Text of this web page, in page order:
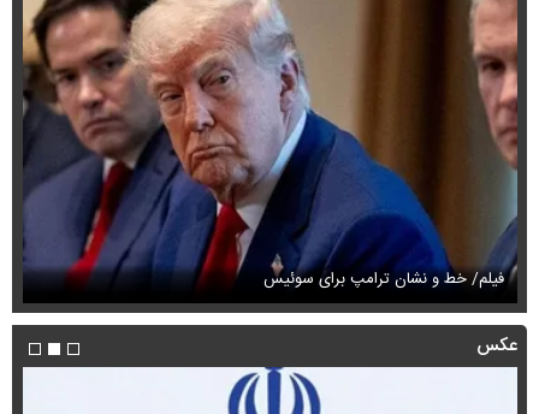
فیلم/ خط و نشان ترامپ برای سوئیس
عکس